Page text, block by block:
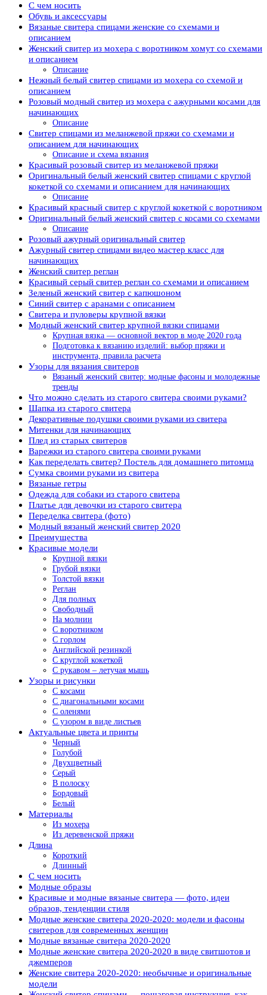
С чем носить
Обувь и аксессуары
Вязаные свитера спицами женские со схемами и
описанием
Женский свитер из мохера с воротником хомут со схемами
и описанием
Описание
Нежный белый свитер спицами из мохера со схемой и
описанием
Розовый модный свитер из мохера с ажурными косами для
начинающих
Описание
Свитер спицами из меланжевой пряжи со схемами и
описанием для начинающих
Описание и схема вязания
Красивый розовый свитер из меланжевой пряжи
Оригинальный белый женский свитер спицами с круглой
кокеткой со схемами и описанием для начинающих
Описание
Красивый красный свитер с круглой кокеткой с воротником
Оригинальный белый женский свитер с косами со схемами
Описание
Розовый ажурный оригинальный свитер
Ажурный свитер спицами видео мастер класс для
начинающих
Женский свитер реглан
Красивый серый свитер реглан со схемами и описанием
Зеленый женский свитер с капюшоном
Синий свитер с аранами с описанием
Свитера и пуловеры крупной вязки
Модный женский свитер крупной вязки спицами
Крупная вязка — основной вектор в моде 2020 года
Подготовка к вязанию изделий: выбор пряжи и
инструмента, правила расчета
Узоры для вязания свитеров
Вязаный женский свитер: модные фасоны и молодежные
тренды
Что можно сделать из старого свитера своими руками?
Шапка из старого свитера
Декоративные подушки своими руками из свитера
Митенки для начинающих
Плед из старых свитеров
Варежки из старого свитера своими руками
Как переделать свитер? Постель для домашнего питомца
Сумка своими руками из свитера
Вязаные гетры
Одежда для собаки из старого свитера
Платье для девочки из старого свитера
Переделка свитера (фото)
Модный вязаный женский свитер 2020
Преимущества
Красивые модели
Крупной вязки
Грубой вязки
Толстой вязки
Реглан
Для полных
Свободный
На молнии
С воротником
С горлом
Английской резинкой
С круглой кокеткой
С рукавом – летучая мышь
Узоры и рисунки
С косами
С диагональными косами
С оленями
С узором в виде листьев
Актуальные цвета и принты
Черный
Голубой
Двухцветный
Серый
В полоску
Бордовый
Белый
Материалы
Из мохера
Из деревенской пряжи
Длина
Короткий
Длинный
С чем носить
Модные образы
Красивые и модные вязаные свитера — фото, идеи
образов, тенденции стиля
Модные женские свитера 2020-2020: модели и фасоны
свитеров для современных женщин
Модные вязаные свитера 2020-2020
Модные женские свитера 2020-2020 в виде свитшотов и
джемперов
Женские свитера 2020-2020: необычные и оригинальные
модели